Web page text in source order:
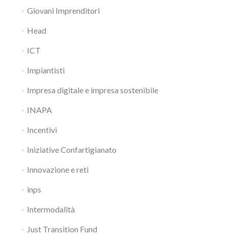
Giovani Imprenditori
Head
ICT
Impiantisti
Impresa digitale e impresa sostenibile
INAPA
Incentivi
Iniziative Confartigianato
Innovazione e reti
inps
Intermodalità
Just Transition Fund